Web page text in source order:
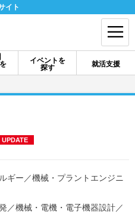
イト
イベントを
探す
就活支援
ログイン
を探す
インターンを探す
UPDATE
ギー ／機械・プラントエンジニ
／機械・電機・電子機器設計／